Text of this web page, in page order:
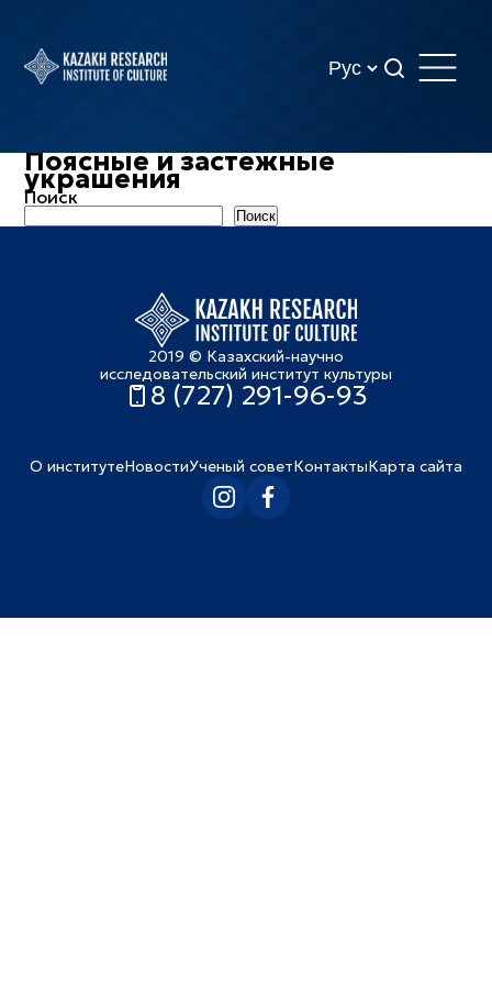
Поясные и застежные
украшения
Поиск
Поиск
2019 © Казахский-научно
исследовательский институт культуры
8 (727) 291-96-93
О институтеНовостиУченый советКонтактыКарта сайта